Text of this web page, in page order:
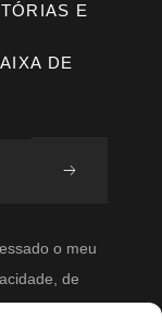
E
DE
o meu
de
me emails